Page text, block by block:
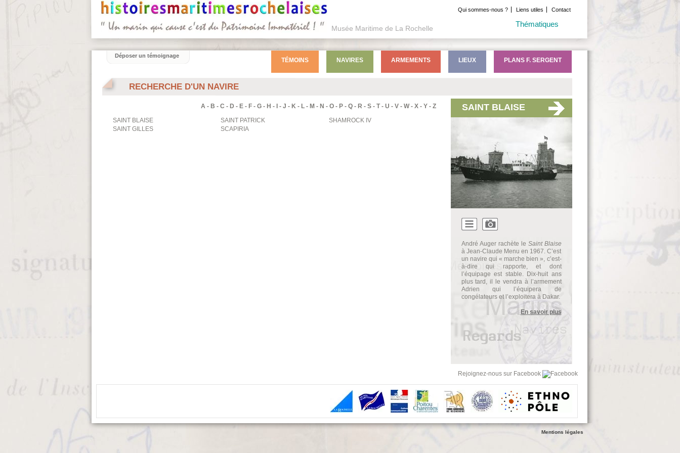
Musée Maritime de La Rochelle
Qui sommes-nous ? Liens utiles Contact
Thématiques
RECHERCHE D'UN NAVIRE
A- B - C - D - E- F- G- H - - J - K- L- M - N - O- P- Q- R - S- T- U - V- W- X- Y- Z SAINT BLAISE
André Auger rachète le Saint Blaise
à Jean-Claude Menu en 1967. C’est
un navire qui « marche bien », c’est-
à-dire qui rapporte, et dont
l’équipage est stable. Dix-huit ans
plus tard, il le vendra à l’armement
Adrien qui l’équipera de
congélateurs et l’exploitera à Dakar.
En savoir plus
SAINT BLAISE SAINT PATRICK
SHAMROCK IV
SAINT GILLES
SCAPIRIA
TÉMOINS NAVIRES ARMEMENTS LIEUX PLANS F. SERGENT
Déposer un témoignage
Rejoignez-nous sur Facebook
Mentions légales